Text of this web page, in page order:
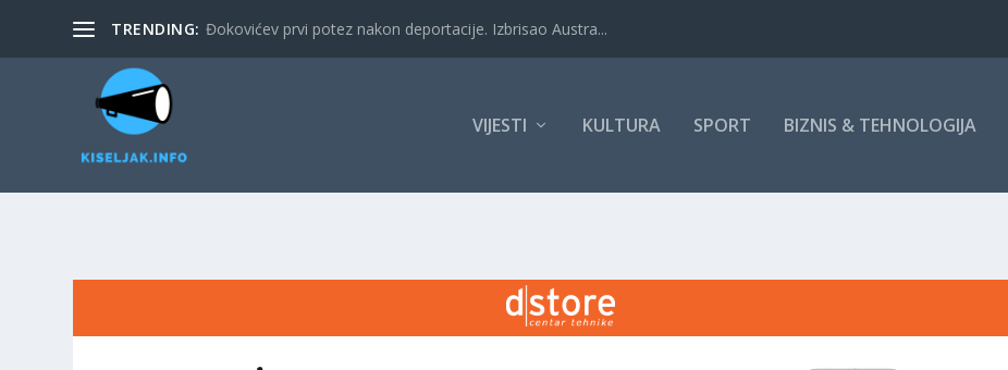
TRENDING: Đokovićev prvi potez nakon deportacije. Izbrisao Austra...
VIJESTI KULTURA SPORT BIZNIS & TEHNOLOGIJA